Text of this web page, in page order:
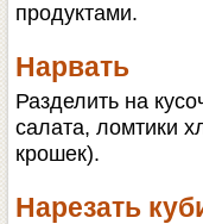
продуктами.
Нарвать
Разделить на
салата, ломтики
крошек).
Нарезать